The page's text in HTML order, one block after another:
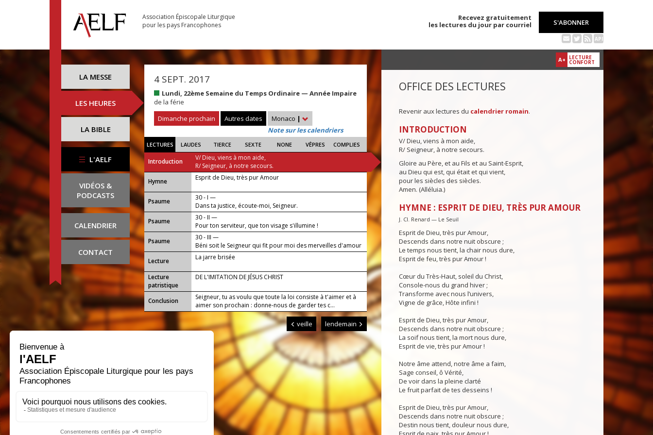
Association Épiscopale Liturgique
pour les pays Francophones
Recevez gratuitement
les lectures du jour par courriel
S'ABONNER
API
LA MESSE
LES HEURES
LA BIBLE
L'AELF
VIDÉOS &
PODCASTS
CALENDRIER
CONTACT
4 SEPT. 2017
Lundi, 22ème Semaine du Temps Ordinaire — Année Impaire
de la férie
Dimanche prochain
Autres dates Monaco |
Note sur les calendriers
LECTURES LAUDES TIERCE SEXTE NONE VÊPRES COMPLIES
Introduction
V/ Dieu, viens à mon aide,
R/ Seigneur, à notre secours.
...
Hymne Esprit de Dieu, très pur Amour
Psaume
30 - I —
Dans ta justice, écoute-moi, Seigneur.
Psaume
30 - II —
Pour ton serviteur, que ton visage s'illumine !
Psaume
30 - III —
Béni soit le Seigneur qui fit pour moi des merveilles d'amour
!
Lecture
La jarre brisée
Lecture
patristique
DE L'IMITATION DE JÉSUS CHRIST
Conclusion
Seigneur, tu as voulu que toute la loi consiste à t'aimer et à
aimer son prochain : donne-nous de garder tes c...
veille lendemain
A+ LECTURE
CONFORT
OFFICE DES LECTURES
Revenir aux lectures du calendrier romain.
INTRODUCTION
V/ Dieu, viens à mon aide,
R/ Seigneur, à notre secours.
Gloire au Père, et au Fils et au Saint-Esprit,
au Dieu qui est, qui était et qui vient,
pour les siècles des siècles.
Amen. (Alléluia.)
HYMNE : ESPRIT DE DIEU, TRÈS PUR AMOUR
J. Cl. Renard — Le Seuil
Esprit de Dieu, très pur Amour,
Descends dans notre nuit obscure ;
Le temps nous tient, la chair nous dure,
Esprit de feu, très pur Amour !
Cœur du Très-Haut, soleil du Christ,
Console-nous du grand hiver ;
Transforme avec nous l’univers,
Vigne de grâce, Hôte infini !
Esprit de Dieu, très pur Amour,
Descends dans notre nuit obscure ;
La soif nous tient, la mort nous dure,
Esprit de vie, très pur Amour !
Notre âme attend, notre âme a faim,
Sage conseil, ô Vérité,
De voir dans la pleine clarté
Le fruit parfait de tes desseins !
Esprit de Dieu, très pur Amour,
Descends dans notre nuit obscure ;
Destin nous tient, douleur nous dure,